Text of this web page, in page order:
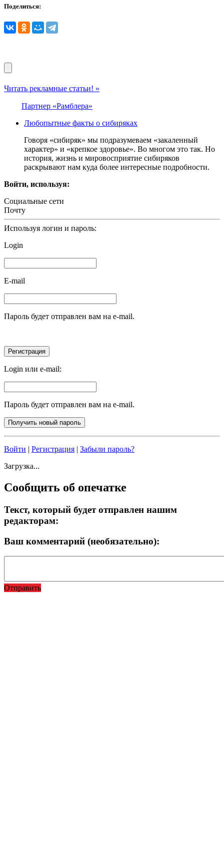
Поделиться:
Читать рекламные статьи! »
Партнер «Рамблера»
Любопытные факты о сибиряках
Говоря «сибиряк» мы подразумеваем «закаленный
характер» и «крепкое здоровье». Во многом это так. Но
история, жизнь и мировосприятие сибиряков
раскрывают нам куда более интересные подробности.
Войти, используя:
Социальные сети
Почту
Используя логин и пароль:
Login
E-mail
Пароль будет отправлен вам на e-mail.
Login или e-mail:
Пароль будет отправлен вам на e-mail.
Войти | Регистрация | Забыли пароль?
Загрузка...
Сообщить об опечатке
Текст, который будет отправлен нашим
редакторам:
Ваш комментарий (необязательно):
Отправить